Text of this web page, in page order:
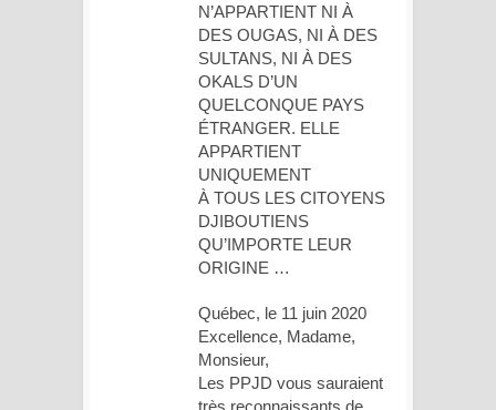
N’APPARTIENT NI À
DES OUGAS, NI À DES
SULTANS, NI À DES
OKALS D’UN
QUELCONQUE PAYS
ÉTRANGER. ELLE
APPARTIENT
UNIQUEMENT
À TOUS LES CITOYENS
DJIBOUTIENS
QU’IMPORTE LEUR
ORIGINE …
Québec, le 11 juin 2020
Excellence, Madame,
Monsieur,
Les PPJD vous sauraient